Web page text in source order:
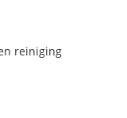
reiniging